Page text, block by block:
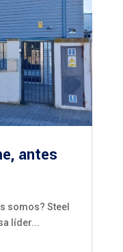
antes
somos? Steel
líder...